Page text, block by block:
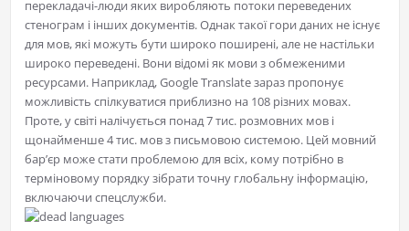
перекладачі-люди яких виробляють потоки переведених
стенограм і інших документів. Однак такої гори даних не існує
для мов, які можуть бути широко поширені, але не настільки
широко переведені. Вони відомі як мови з обмеженими
ресурсами. Наприклад, Google Translate зараз пропонує
можливість спілкуватися приблизно на 108 різних мовах.
Проте, у світі налічується понад 7 тис. розмовних мов і
щонайменше 4 тис. мов з письмовою системою. Цей мовний
бар’єр може стати проблемою для всіх, кому потрібно в
терміновому порядку зібрати точну глобальну інформацію,
включаючи спецслужби.